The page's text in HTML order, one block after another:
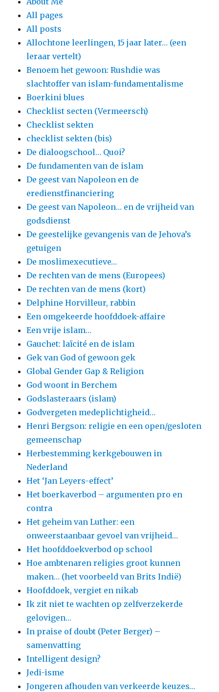
All pages
All posts
Allochtone leerlingen, 15 jaar later… (een
leraar vertelt)
Benoem het gewoon: Rushdie was
slachtoffer van islam-fundamentalisme
Boerkini blues
Checklist secten (Vermeersch)
Checklist sekten
checklist sekten (bis)
De dialoogschool… Quoi?
De fundamenten van de islam
De geest van Napoleon en de
eredienstfinanciering
De geest van Napoleon… en de vrijheid van
godsdienst
De geestelijke gevangenis van de Jehova’s
getuigen
De moslimexecutieve…
De rechten van de mens (Europees)
De rechten van de mens (kort)
Delphine Horvilleur, rabbin
Een omgekeerde hoofddoek-affaire
Een vrije islam…
Gauchet: laïcité en de islam
Gek van God of gewoon gek
Global Gender Gap & Religion
God woont in Berchem
Godslasteraars (islam)
Godvergeten medeplichtigheid…
Henri Bergson: religie en een open/gesloten
gemeenschap
Herbestemming kerkgebouwen in
Nederland
Het ‘Jan Leyers-effect’
Het boerkaverbod – argumenten pro en
contra
Het geheim van Luther: een
onweerstaanbaar gevoel van vrijheid…
Het hoofddoekverbod op school
Hoe ambtenaren religies groot kunnen
maken… (het voorbeeld van Brits Indië)
Hoofddoek, vergiet en nikab
Ik zit niet te wachten op zelfverzekerde
gelovigen…
In praise of doubt (Peter Berger) –
samenvatting
Intelligent design?
Jedi-isme
Jongeren afhouden van verkeerde keuzes…